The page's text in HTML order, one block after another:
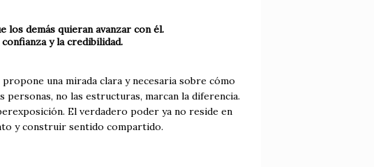
demás quieran avanzar con él.
y la credibilidad.
una mirada clara y necesaria sobre cómo
no las estructuras, marcan la diferencia.
El verdadero poder ya no reside en
y construir sentido compartido.